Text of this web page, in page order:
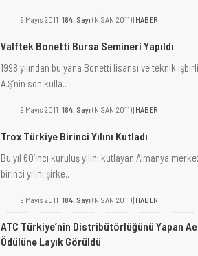
9 Mayıs 2011 |184. Sayı (NİSAN 2011) | HABER
Valftek Bonetti Bursa Semineri Yapıldı
1998 yılından bu yana Bonetti lisansı ve teknik
A.Ş’nin son kulla..
9 Mayıs 2011 |184. Sayı (NİSAN 2011) | HABER
Trox Türkiye Birinci Yılını Kutladı
Bu yıl 60’ıncı kuruluş yılını kutlayan Almanya
birinci yılını şirke..
9 Mayıs 2011 |184. Sayı (NİSAN 2011) | HABER
ATC Türkiye’nin Distribütörlüğünü Yapan
Ödülüne Layık Görüldü